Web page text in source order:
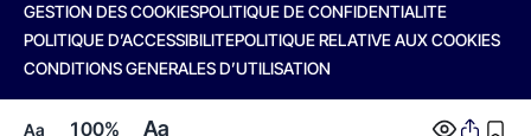
Aa 100% Aa
GESTION DES COOKIESPOLITIQUE DE CONFIDENTIALITE
POLITIQUE D’ACCESSIBILITEPOLITIQUE RELATIVE AUX COOKIES
CONDITIONS GENERALES D’UTILISATION